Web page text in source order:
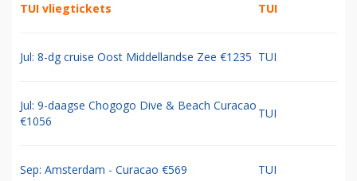
TUI vliegtickets TUI
Jul: 8-dg cruise Oost Middellandse Zee €1235 TUI
Jul: 9-daagse Chogogo Dive & Beach Curacao
€1056
TUI
Sep: Amsterdam - Curacao €569 TUI